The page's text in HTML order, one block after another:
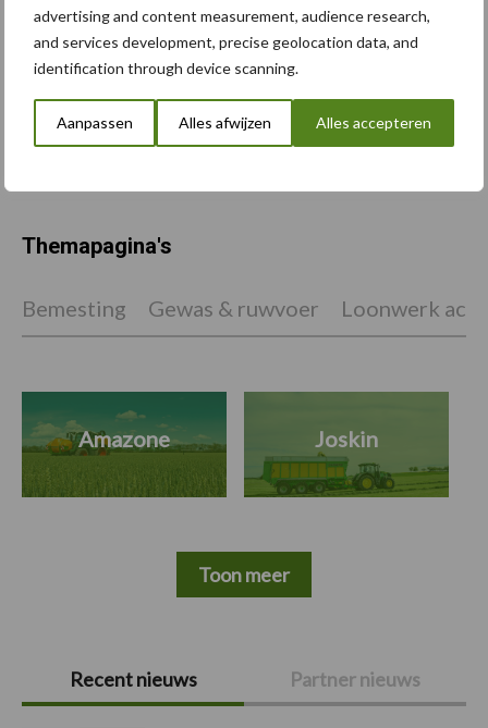
advertising and content measurement, audience research,
and services development, precise geolocation data, and
identification through device scanning.
Aanpassen Alles afwijzen Alles accepteren
Primaire
Sidebar
Recent nieuws Partner nieuws
“Bouwen met je hart”
Themapagina's
Bemesting Gewas & ruwvoer Loonwerk
Amazone Joskin
Toon meer